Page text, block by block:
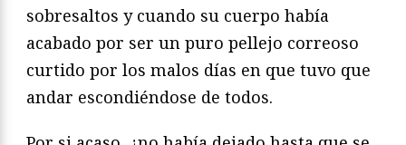
sobresaltos y cuando su cuerpo había
acabado por ser un puro pellejo correoso
curtido por los malos días en que tuvo que
andar escondiéndose de todos.